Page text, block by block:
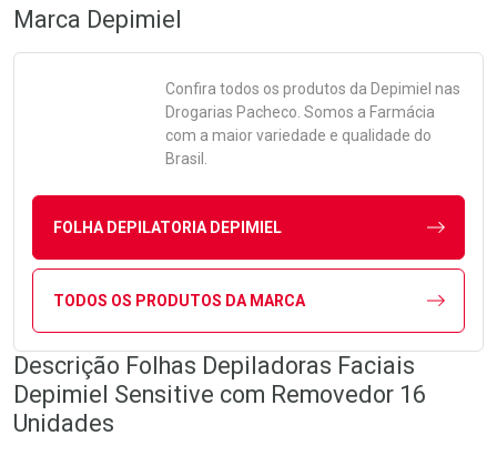
Marca Depimiel
Confira todos os produtos da Depimiel nas
Drogarias Pacheco. Somos a Farmácia
com a maior variedade e qualidade do
Brasil.
FOLHA DEPILATORIA DEPIMIEL
TODOS OS PRODUTOS DA MARCA
Descrição Folhas Depiladoras Faciais
Depimiel Sensitive com Removedor 16
Unidades